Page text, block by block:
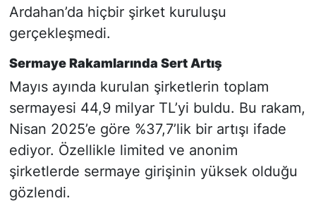
Ardahan’da hiçbir şirket kuruluşu
gerçekleşmedi.
Sermaye Rakamlarında Sert Artış
Mayıs ayında kurulan şirketlerin toplam
sermayesi 44,9 milyar TL’yi buldu. Bu rakam,
Nisan 2025’e göre %37,7’lik bir artışı ifade
ediyor. Özellikle limited ve anonim
şirketlerde sermaye girişinin yüksek olduğu
gözlendi.